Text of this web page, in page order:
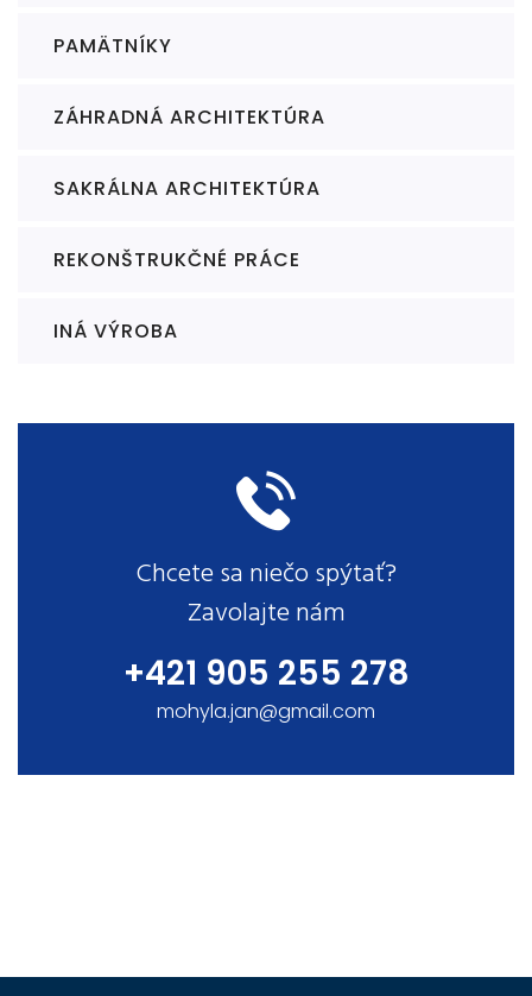
PAMÄTNÍKY
ZÁHRADNÁ ARCHITEKTÚRA
SAKRÁLNA ARCHITEKTÚRA
REKONŠTRUKČNÉ PRÁCE
INÁ VÝROBA
Chcete sa niečo spýtať?
Zavolajte nám
+421 905 255 278
mohyla.jan@gmail.com